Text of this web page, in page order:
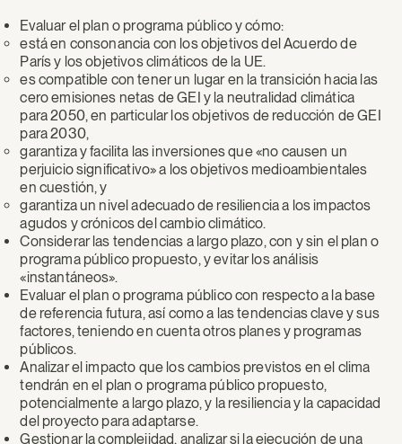
Evaluar el plan o programa público y cómo:
está en consonancia con los objetivos del Acuerdo de
París y los objetivos climáticos de la UE.
es compatible con tener un lugar en la transición hacia las
cero emisiones netas de GEI y la neutralidad climática
para 2050, en particular los objetivos de reducción de GEI
para 2030,
garantiza y facilita las inversiones que «no causen un
perjuicio significativo» a los objetivos medioambientales
en cuestión, y
garantiza un nivel adecuado de resiliencia a los impactos
agudos y crónicos del cambio climático.
Considerar las tendencias a largo plazo, con y sin el plan o
programa público propuesto, y evitar los análisis
«instantáneos».
Evaluar el plan o programa público con respecto a la base
de referencia futura, así como a las tendencias clave y sus
factores, teniendo en cuenta otros planes y programas
públicos.
Analizar el impacto que los cambios previstos en el clima
tendrán en el plan o programa público propuesto,
potencialmente a largo plazo, y la resiliencia y la capacidad
del proyecto para adaptarse.
Gestionar la complejidad, analizar si la ejecución de una